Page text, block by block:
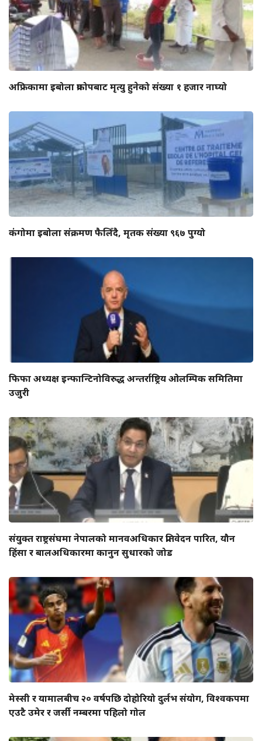
अफ्रिकामा इबोला प्रकोपबाट मृत्यु हुनेको संख्या १ हजार नाघ्यो
कंगोमा इबोला संक्रमण फैलिँदै, मृतक संख्या ९६७ पुग्यो
फिफा अध्यक्ष इन्फान्टिनोविरुद्ध अन्तर्राष्ट्रिय ओलम्पिक समितिमा
उजुरी
संयुक्त राष्ट्रसंघमा नेपालको मानवअधिकार प्रतिवेदन पारित, यौन
हिंसा र बालअधिकारमा कानुन सुधारको जोड
मेस्सी र यामालबीच २० वर्षपछि दोहोरियो दुर्लभ संयोग, विश्वकपमा
एउटै उमेर र जर्सी नम्बरमा पहिलो गोल